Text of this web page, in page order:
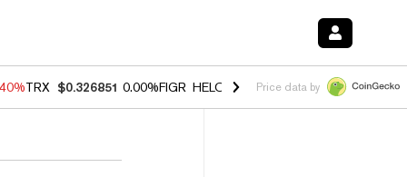
TRX $0.326851 0.00%FIGR_HELOC $1.035 1.50% HYPE $56.14
Price data by